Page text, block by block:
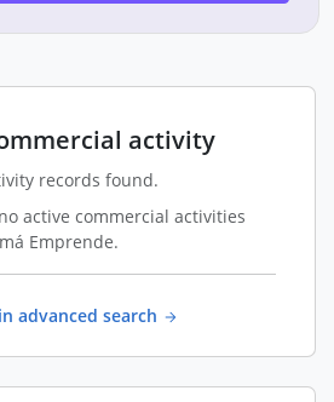
activity
records found.
active commercial activities
Emprende.
advanced search